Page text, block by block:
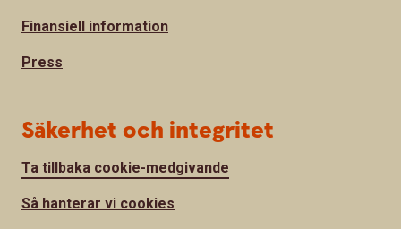
Finansiell information
Press
Säkerhet och integritet
Ta tillbaka cookie-medgivande
Så hanterar vi cookies